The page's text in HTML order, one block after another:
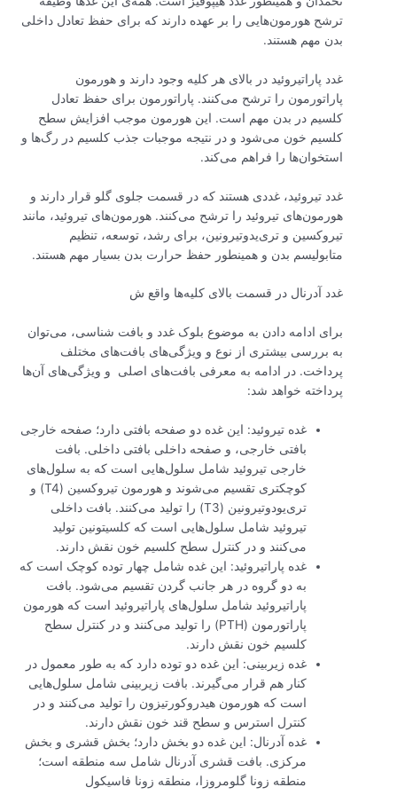
ترشح هورمون‌هایی را بر عهده دارند که برای حفظ تعادل داخلی
بدن مهم هستند.
غدد پاراتیروئید در بالای هر کلیه وجود دارند و هورمون
پاراتورمون را ترشح می‌کنند. پاراتورمون برای حفظ تعادل
کلسیم در بدن مهم است. این هورمون موجب افزایش سطح
کلسیم خون می‌شود و در نتیجه موجبات جذب کلسیم در رگ‌ها و
استخوان‌ها را فراهم می‌کند.
غدد تیروئید، غددی هستند که در قسمت جلوی گلو قرار دارند و
هورمون‌های تیروئید را ترشح می‌کنند. هورمون‌های تیروئید، مانند
تیروکسین و تری‌یدوتیرونین، برای رشد، توسعه، تنظیم
متابولیسم بدن و همینطور حفظ حرارت بدن بسیار مهم هستند.
غدد آدرنال در قسمت بالای کلیه‌ها واقع ش
برای ادامه دادن به موضوع بلوک غدد و بافت شناسی، می‌توان
به بررسی بیشتری از نوع و ویژگی‌های بافت‌های مختلف
پرداخت. در ادامه به معرفی بافت‌های اصلی و ویژگی‌های آن‌ها
پرداخته خواهد شد:
غده تیروئید: این غده دو صفحه بافتی دارد؛ صفحه خارجی
بافتی خارجی، و صفحه داخلی بافتی داخلی. بافت
خارجی تیروئید شامل سلول‌هایی است که به سلول‌های
کوچکتری تقسیم می‌شوند و هورمون تیروکسین (T4) و
تری‌یودوتیرونین (T3) را تولید می‌کنند. بافت داخلی
تیروئید شامل سلول‌هایی است که کلسیتونین تولید
می‌کنند و در کنترل سطح کلسیم خون نقش دارند.
غده پاراتیروئید: این غده شامل چهار توده کوچک است که
به دو گروه در هر جانب گردن تقسیم می‌شود. بافت
پاراتیروئید شامل سلول‌های پاراتیروئید است که هورمون
پاراتورمون (PTH) را تولید می‌کنند و در کنترل سطح
کلسیم خون نقش دارند.
غده زیربینی: این غده دو توده دارد که به طور معمول در
کنار هم قرار می‌گیرند. بافت زیربینی شامل سلول‌هایی
است که هورمون هیدروکورتیزون را تولید می‌کنند و در
کنترل استرس و سطح قند خون نقش دارند.
غده آدرنال: این غده دو بخش دارد؛ بخش قشری و بخش
مرکزی. بافت قشری آدرنال شامل سه منطقه است؛
منطقه زونا گلومروزا، منطقه زونا فاسیکول